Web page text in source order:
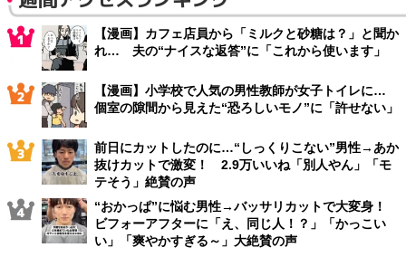
【漫画】カフェ店員から「ミルクと砂糖は？」と聞か
れ… 夫の“ナイスな返答”に「これから使います」
【漫画】小学校で人気の男性教師が女子トイレに…
個室の隙間から見えた“恐ろしいモノ”に「許せない」
前日にカットしたのに…“しっくりこない”男性→あか
抜けカットで激変！ 2.9万いいね「別人やん」「モ
テそう」絶賛の声
“おかっぱ”に悩む男性→バッサリカットで大変身！
ビフォーアフターに「え、同じ人！？」「かっこい
い」「爽やかすぎる～」大絶賛の声